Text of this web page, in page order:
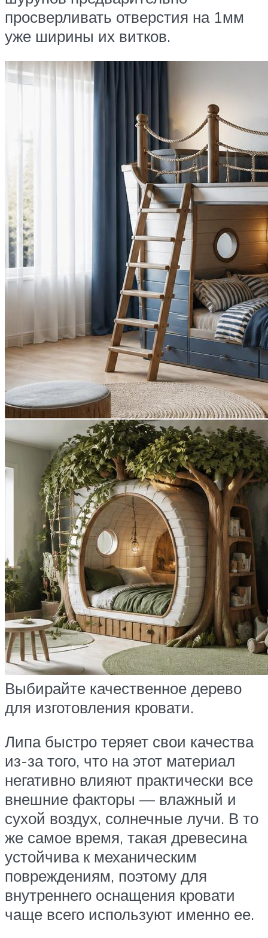
просверливать отверстия на 1мм
уже ширины их витков.
Выбирайте качественное дерево
для изготовления кровати.
Липа быстро теряет свои качества
из-за того, что на этот материал
негативно влияют практически все
внешние факторы — влажный и
сухой воздух, солнечные лучи. В то
же самое время, такая древесина
устойчива к механическим
повреждениям, поэтому для
внутреннего оснащения кровати
чаще всего используют именно ее.